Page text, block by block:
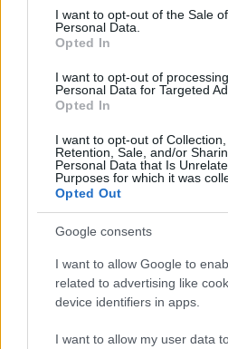
consent section.
I want to opt-out of the Sale
Personal Data.
Opted In
I want to opt-out of
Personal Data for Targeted
Opted In
I want to opt-out of Collection,
Retention, Sale, and/or
Personal Data that Is
Purposes for which it was
Opted Out
Google consents
I want to allow Google to
related to advertising like
device identifiers in apps.
I want to allow my user data
Karácsonyi
összeállítva
NeuroHarmonia2020•2024. december
Ígéretünkhöz híven a
interjúból, melyet
készítettünk, kialakítottunk
melyet most 8 kártya
ezzel segíthetünk a rendkívül
gyakorlatiasabb…